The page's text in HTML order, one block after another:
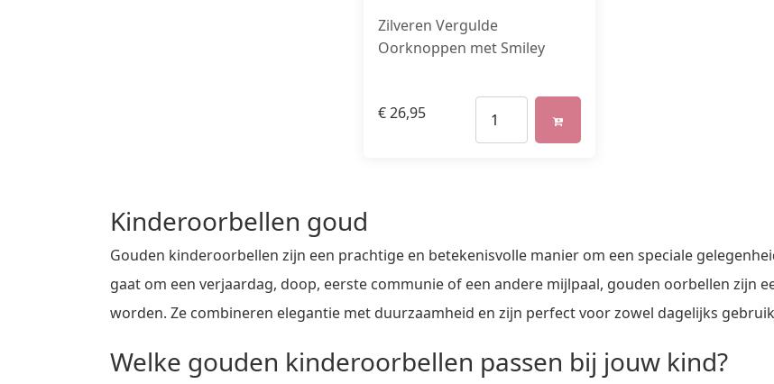
Zilveren Vergulde
Oorknoppen met Smiley
€26,95
Kinderoorbellen goud
Gouden kinderoorbellen zijn een prachtige en betekenisvolle manier om een speciale
gaat om een verjaardag, doop, eerste communie of een andere mijlpaal, gouden oorbellen zijn
worden. Ze combineren elegantie met duurzaamheid en zijn perfect voor zowel dagelijks
Welke gouden kinderoorbellen passen bij jouw kind?